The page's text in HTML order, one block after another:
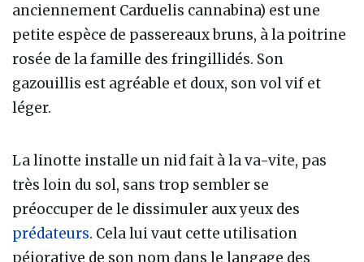
anciennement Carduelis cannabina) est une
petite espèce de passereaux bruns, à la poitrine
rosée de la famille des fringillidés. Son
gazouillis est agréable et doux, son vol vif et
léger.
La linotte installe un nid fait à la va-vite, pas
très loin du sol, sans trop sembler se
préoccuper de le dissimuler aux yeux des
prédateurs. Cela lui vaut cette utilisation
péjorative de son nom dans le langage des